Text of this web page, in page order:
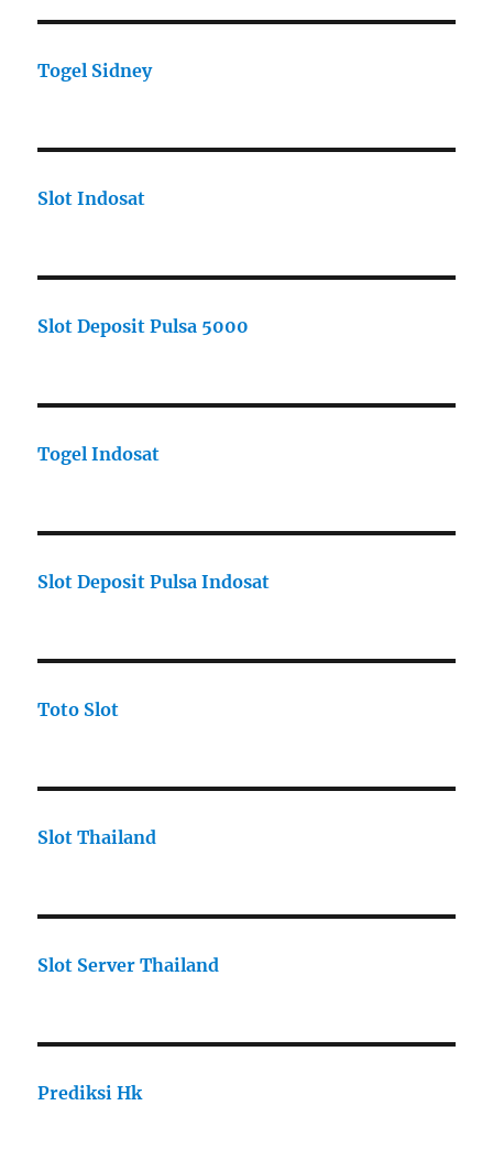
Togel Sidney
Slot Indosat
Slot Deposit Pulsa 5000
Togel Indosat
Slot Deposit Pulsa Indosat
Toto Slot
Slot Thailand
Slot Server Thailand
Prediksi Hk